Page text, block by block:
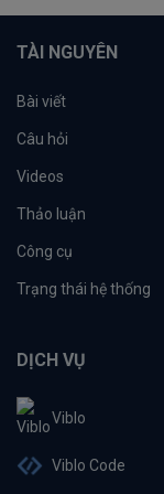
TÀI NGUYÊN
Bài viết
Câu hỏi
Videos
Thảo luận
Công cụ
Trạng thái hệ thống
DỊCH VỤ
Viblo
Viblo Code